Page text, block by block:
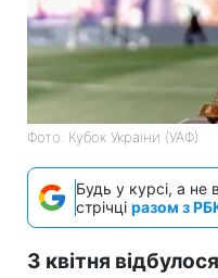
Фото: Кубок України (УАФ)
Будь у курсі, а не
стрічці разом з
3 квітня